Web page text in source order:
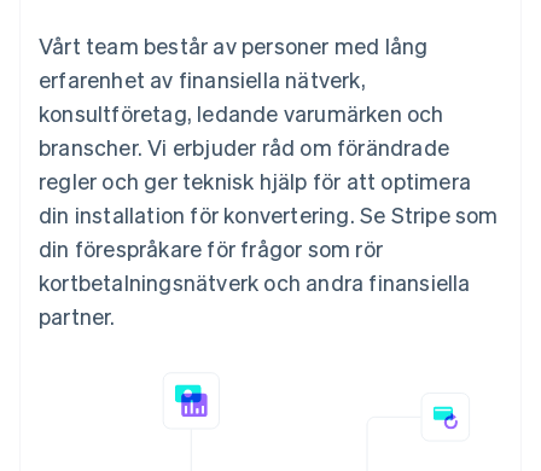
Vårt team består av personer med lång
erfarenhet av finansiella nätverk,
konsultföretag, ledande varumärken och
branscher. Vi erbjuder råd om förändrade
regler och ger teknisk hjälp för att optimera
din installation för konvertering. Se Stripe som
din förespråkare för frågor som rör
kortbetalningsnätverk och andra finansiella
partner.